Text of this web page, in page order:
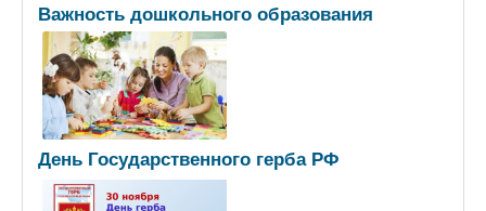
Важность дошкольного образования
День Государственного герба РФ